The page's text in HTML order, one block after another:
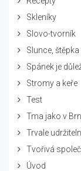
Skleníky
Slovo-tvorník
Slunce,
Spánek je
Stromy a keře
Test
Tma jako v
Trvale
Tvořivá
Úvod